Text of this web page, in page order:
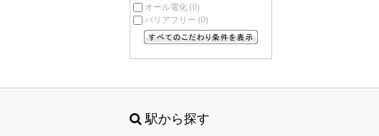
オール電化 (0)
バリアフリー (0)
駅から探す